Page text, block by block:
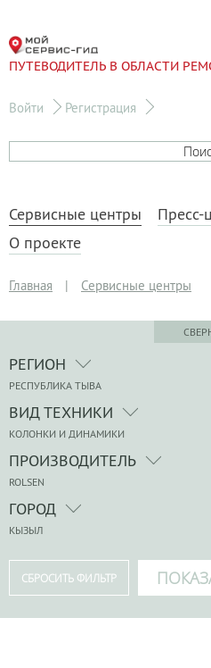
ПУТЕВОДИТЕЛЬ В ОБЛАСТИ
Войти Регистрация
Сервисные центры Пресс-
О проекте
Главная | Сервисные центры
РЕГИОН
РЕСПУБЛИКА ТЫВА
ВИД ТЕХНИКИ
КОЛОНКИ И ДИНАМИКИ
ПРОИЗВОДИТЕЛЬ
ROLSEN
ГОРОД
КЫЗЫЛ